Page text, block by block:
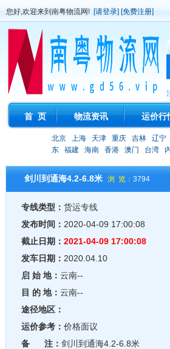
您好,欢迎来到南粤物流网! [请登录] [免费注册]
首 页 物流资讯 运价行
北京 上海 天津 重庆 吉林 辽宁
东
福建 海南 香港 澳门 台湾
剑川到通海4.2-6.8米 浏 览： 3794
专线类型： 货运专线
发布时间： 2020-04-09 17:00:08
截止日期： 2021-04-09 17:00:08
发车日期： 2020.04.10
启 始 地： 云南--
目 的 地： 云南--
途径地区：
运价参考： 价格面议
备 注： 剑川到通海4.2-6.8米